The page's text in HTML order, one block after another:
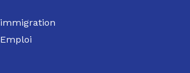
immigration
Emploi